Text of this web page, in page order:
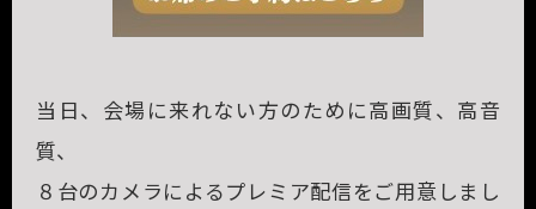
当日、会場に来れない方のために高画質、高音
質、
８台のカメラによるプレミア配信をご用意しまし